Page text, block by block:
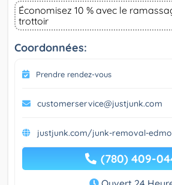
Économisez 10 % avec le
trottoir
Coordonnées:
Prendre rendez-vous
customerservice@justjunk.com
justjunk.com/junk-removal-
(780) 409-